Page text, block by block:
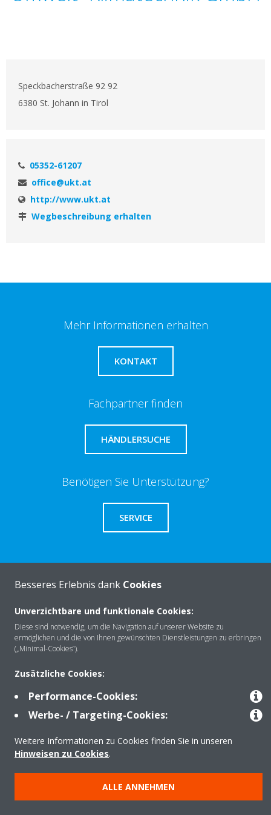
Speckbacherstraße 92 92
6380 St. Johann in Tirol
05352-61207
office@ukt.at
http://www.ukt.at
Wegbeschreibung erhalten
Mehr Informationen erhalten
KONTAKT
Fachpartner finden
HÄNDLERSUCHE
Benötigen Sie Unterstützung?
SERVICE
Über Daikin
Lösungen
Kontakt
Copyright © Daikin
Besseres Erlebnis dank Cookies
Unverzichtbare und funktionale Cookies:
Diese sind notwendig, um die Navigation auf unserer Website zu
ermöglichen und die von Ihnen gewünschten Dienstleistungen zu erbringen
(„Minimal-Cookies“).
Zusätzliche Cookies:
Performance-Cookies:
Werbe- / Targeting-Cookies:
Weitere Informationen zu Cookies finden Sie in unseren
Hinweisen zu Cookies.
ALLE ANNEHMEN